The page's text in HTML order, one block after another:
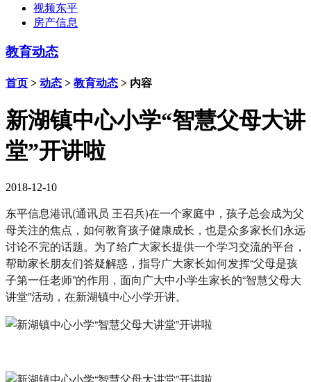
视频东平
房产信息
教育动态
首页 > 动态 > 教育动态 > 内容
新湖镇中心小学“智慧父母大讲
堂”开讲啦
2018-12-10
东平信息港讯(通讯员 王召兵)在一个家庭中，孩子总会成为父
母关注的焦点，如何教育孩子健康成长，也是众多家长们永远
讨论不完的话题。为了给广大家长提供一个学习交流的平台，
帮助家长朋友们答疑解惑，指导广大家长如何发挥“父母是孩
子第一任老师”的作用，面向广大中小学生家长的“智慧父母大
讲堂”活动，在新湖镇中心小学开讲。